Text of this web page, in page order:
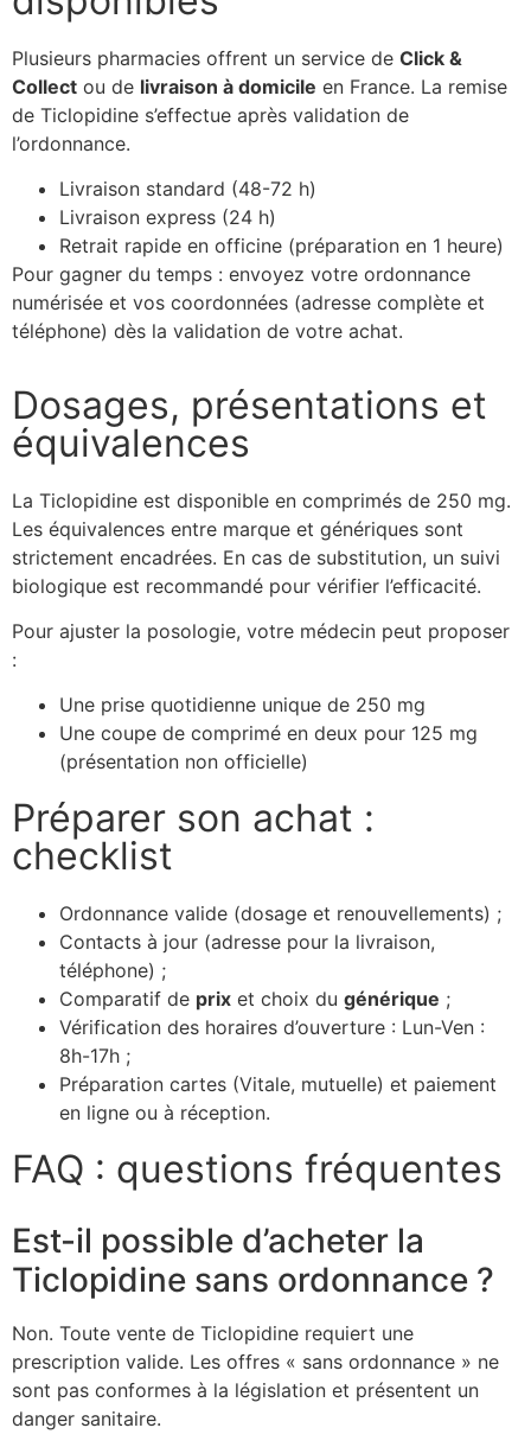
Plusieurs pharmacies offrent un service de Click &
Collect ou de livraison à domicile en France. La remise
de Ticlopidine s’effectue après validation de
l’ordonnance.
Livraison standard (48-72 h)
Livraison express (24 h)
Retrait rapide en officine (préparation en 1 heure)
Pour gagner du temps : envoyez votre ordonnance
numérisée et vos coordonnées (adresse complète et
téléphone) dès la validation de votre achat.
Dosages, présentations et
équivalences
La Ticlopidine est disponible en comprimés de 250 mg.
Les équivalences entre marque et génériques sont
strictement encadrées. En cas de substitution, un suivi
biologique est recommandé pour vérifier l’efficacité.
Pour ajuster la posologie, votre médecin peut proposer
:
Une prise quotidienne unique de 250 mg
Une coupe de comprimé en deux pour 125 mg
(présentation non officielle)
Préparer son achat :
checklist
Ordonnance valide (dosage et renouvellements) ;
Contacts à jour (adresse pour la livraison,
téléphone) ;
Comparatif de prix et choix du générique ;
Vérification des horaires d’ouverture : Lun-Ven :
8h-17h ;
Préparation cartes (Vitale, mutuelle) et paiement
en ligne ou à réception.
FAQ : questions fréquentes
Est-il possible d’acheter la
Ticlopidine sans ordonnance ?
Non. Toute vente de Ticlopidine requiert une
prescription valide. Les offres « sans ordonnance » ne
sont pas conformes à la législation et présentent un
danger sanitaire.